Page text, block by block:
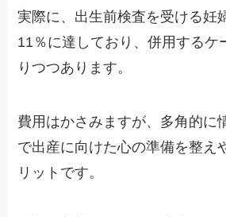
実際に、出生前検査を受ける妊
11％に達しており、併用するケ
りつつあります。
費用はかさみますが、多角的に
で出産に向けた心の準備を整え
リットです。